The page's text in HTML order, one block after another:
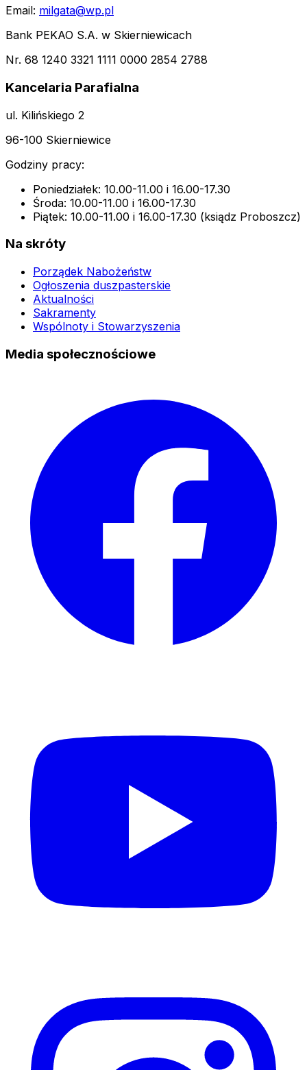
Email: milgata@wp.pl
Bank PEKAO S.A. w Skierniewicach
Nr. 68 1240 3321 1111 0000 2854 2788
Kancelaria Parafialna
ul. Kilińskiego 2
96-100 Skierniewice
Godziny pracy:
Poniedziałek: 10.00-11.00 i 16.00-17.30
Środa: 10.00-11.00 i 16.00-17.30
Piątek: 10.00-11.00 i 16.00-17.30 (ksiądz Proboszcz)
Na skróty
Porządek Nabożeństw
Ogłoszenia duszpasterskie
Aktualności
Sakramenty
Wspólnoty i Stowarzyszenia
Media społecznościowe